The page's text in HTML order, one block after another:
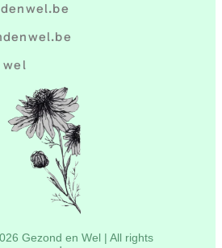
wel
Gezond en Wel | All rights